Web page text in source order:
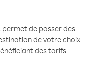
de passer des
de votre choix
des tarifs